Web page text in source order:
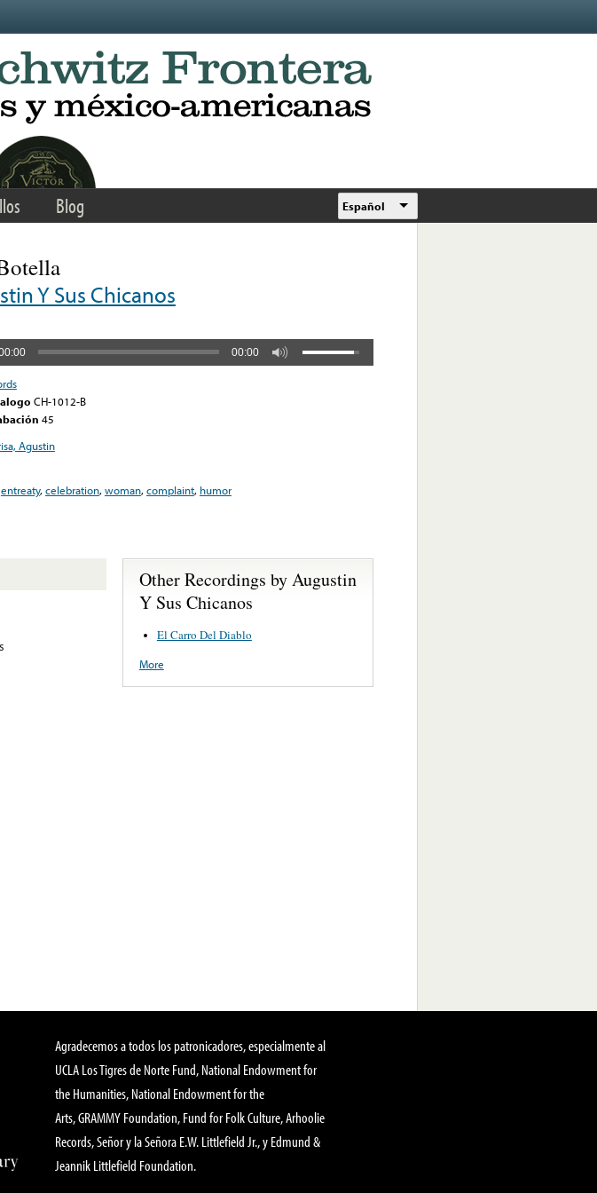
Blog Español
Y Sus Chicanos
00:00
CH-1012-B
45
Agustin
entreaty,celebration,woman,complaint, humor
Other Recordings by Augustin
Y Sus Chicanos
El Carro Del Diablo
More
Agradecemos a todos los patronicadores, especialmente al
UCLA Los Tigres de Norte Fund, National Endowment for
the Humanities, National Endowment for the
Arts, GRAMMY Foundation, Fund for Folk Culture, Arhoolie
Records, Señor y la Señora E.W. Littlefield Jr., y Edmund &
Jeannik Littlefield Foundation.